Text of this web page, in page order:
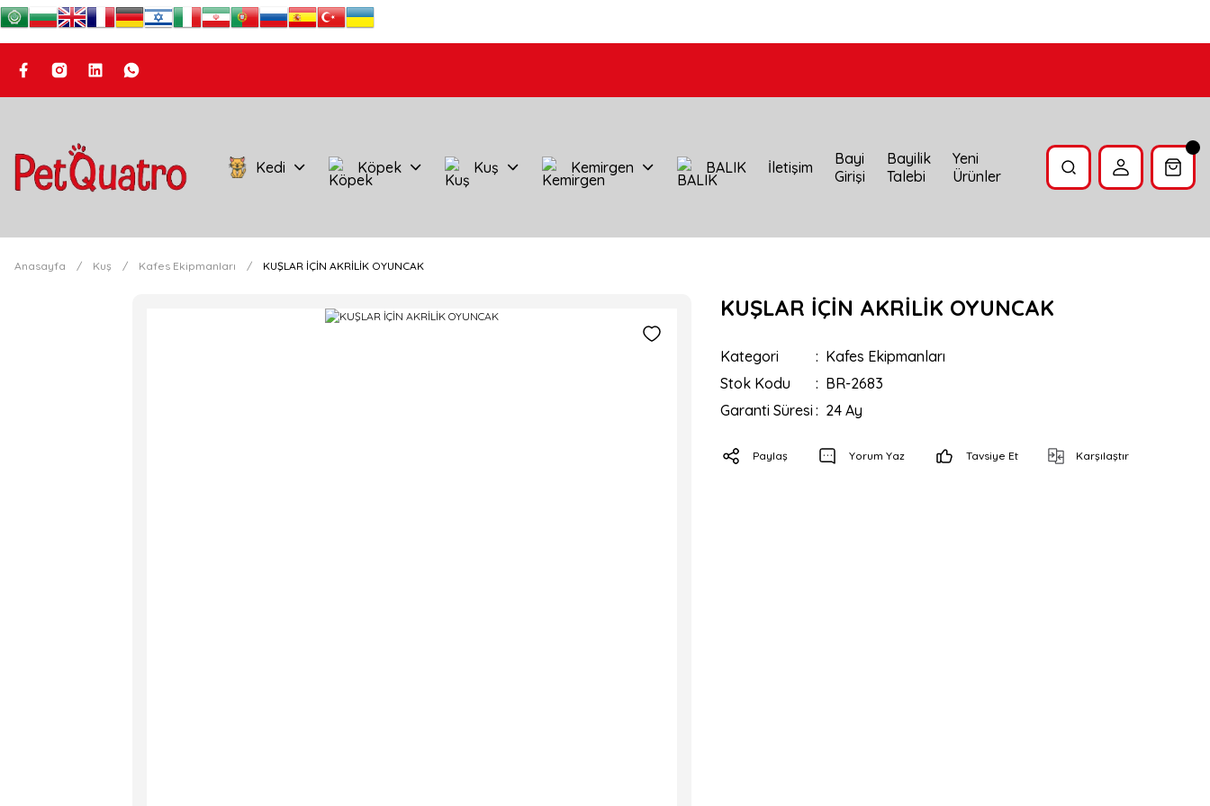
Kedi Köpek Kuş Kemirgen BALIK İletişim
Bayi
Girişi
Bayilik
Talebi
Yeni
Ürünler
Anasayfa Kuş Kafes Ekipmanları KUŞLAR İÇİN AKRİLİK OYUNCAK
KUŞLAR İÇİN AKRİLİK OYUNCAK
Kategori
Kafes Ekipmanları
Stok Kodu
BR-2683
Garanti Süresi
24 Ay
Paylaş Yorum Yaz Tavsiye Et Karşılaştır